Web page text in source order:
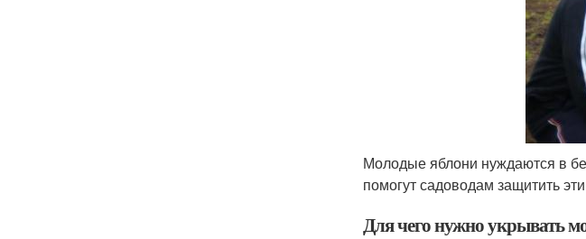
Молодые яблони нуждаются в
помогут садоводам защитить
Для чего нужно укрывать